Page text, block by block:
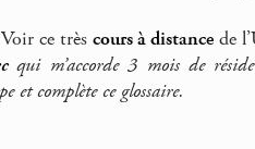
ce très cours à distance de
qui m’accorde 3 mois de
et complète ce glossaire.